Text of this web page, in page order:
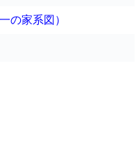
の家系図）